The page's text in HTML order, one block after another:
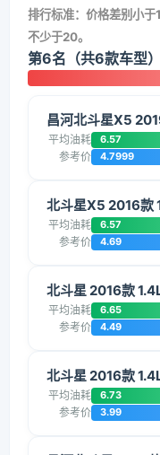
排行标准：价格差别小
不少于20。
第6名（共6款车型）
昌河北斗星X5
平均油耗 6.57
参考价 4.7999
北斗星X5 2016款
平均油耗 6.57
参考价 4.69
北斗星 2016款
平均油耗 6.65
参考价 4.49
北斗星 2016款
平均油耗 6.73
参考价 3.99